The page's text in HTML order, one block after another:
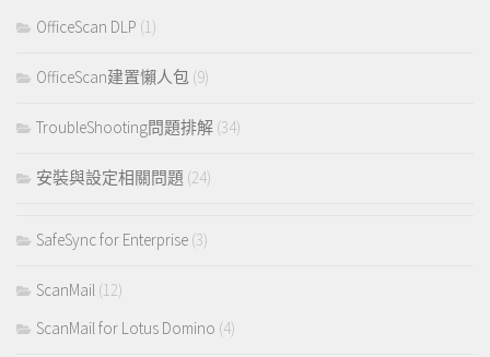
OfficeScan DLP (1)
OfficeScan建置懶人包 (9)
TroubleShooting問題排解 (34)
安裝與設定相關問題 (24)
SafeSync for Enterprise (3)
ScanMail (12)
ScanMail for Lotus Domino (4)